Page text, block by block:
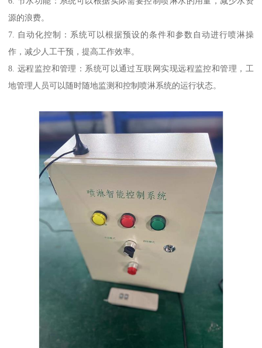
源的浪费。
7. 自动化控制：系统可以根据预设的条件和参数自动进行喷淋操
作，减少人工干预，提高工作效率。
8. 远程监控和管理：系统可以通过互联网实现远程监控和管理，工
地管理人员可以随时随地监测和控制喷淋系统的运行状态。